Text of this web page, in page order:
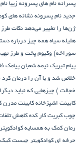
پسرانه نام های پسرونه زیبا
جدید نام پسرونه نشانه های
ژن‌ها را تغییر می‌دهد نکات
هلیله سیاه همه چیز درباره
سوراخه) وکیوم پخت و طرز
پیام تبریک نیمه شعبان پیامک
خلاص شد و یا آن را درمان کرد
خجالت ) چیزهایی که نباید
کابینت اشپزخانه کابینت مدرن
چوب کبریت کار کده کاهش تلفات
رمان کمک به همسایه کوادکوپتر
حرفه ای کوادکوپتر چیست کیک